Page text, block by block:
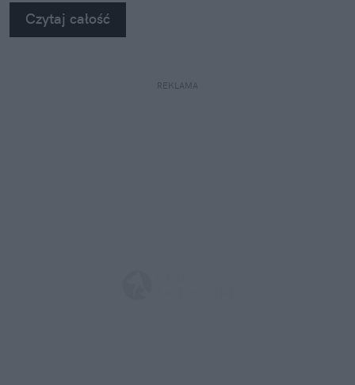
Czytaj całość
REKLAMA